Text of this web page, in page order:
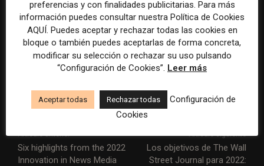
ciudadanos.
Más artículos de opinión de Lluís Cucarella
Six highlights from the 2022
Innovation in News Media
Los objetivos de The Wall
Street Journal para 2022:
preferencias y con finalidades publicitarias. Para más
información puedes consultar nuestra Política de Cookies
AQUÍ. Puedes aceptar y rechazar todas las cookies en
bloque o también puedes aceptarlas de forma concreta,
modificar su selección o rechazar su uso pulsando
“Configuración de Cookies”. Leer más
Aceptar todas Rechazar todas
Configuración de
Cookies